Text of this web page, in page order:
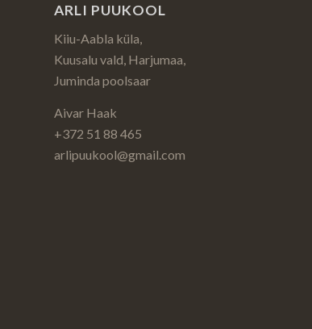
ARLI PUUKOOL
Kiiu-Aabla küla,
Kuusalu vald, Harjumaa,
Juminda poolsaar
Aivar Haak
+372 51 88 465
arlipuukool@gmail.com